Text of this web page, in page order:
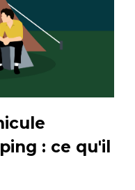
: ce qu'il